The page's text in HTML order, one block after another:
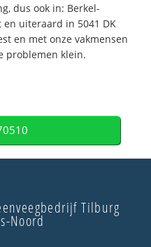
dus ook in: Berkel-
en uiteraard in 5041 DK
en met onze vakmensen
problemen klein.
Tilburg
Noord